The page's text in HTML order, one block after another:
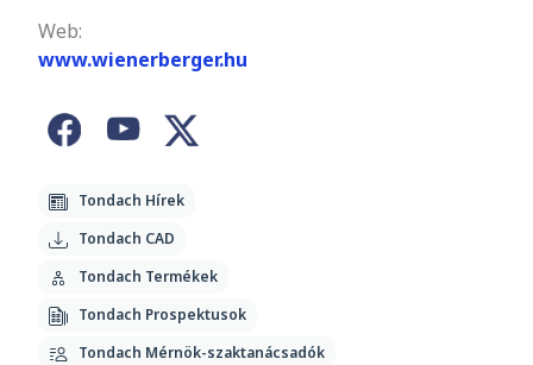
Web:
www.wienerberger.hu
Tondach Hírek
Tondach CAD
Tondach Termékek
Tondach Prospektusok
Tondach Mérnök-szaktanácsadók